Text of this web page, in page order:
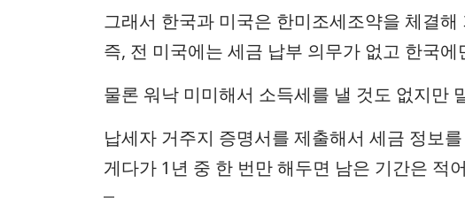
그래서 한국과 미국은 한미조세조약을 체결
즉, 전 미국에는 세금 납부 의무가 없고 한국
물론 워낙 미미해서 소득세를 낼 것도 없지만
납세자 거주지 증명서를 제출해서 세금 정보
게다가 1년 중 한 번만 해두면 남은 기간은 적